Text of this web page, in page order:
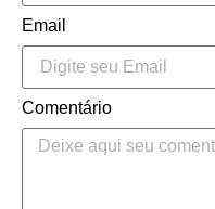
Email
Comentário